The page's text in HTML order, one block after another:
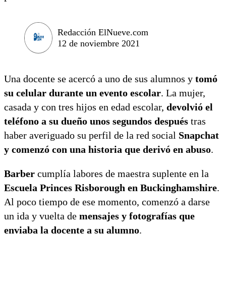
Redacción ElNueve.com
12 de noviembre 2021
Una docente se acercó a uno de sus alumnos y tomó
su celular durante un evento escolar. La mujer,
casada y con tres hijos en edad escolar, devolvió el
teléfono a su dueño unos segundos después tras
haber averiguado su perfil de la red social Snapchat
y comenzó con una historia que derivó en abuso.
Barber cumplía labores de maestra suplente en la
Escuela Princes Risborough en Buckinghamshire.
Al poco tiempo de ese momento, comenzó a darse
un ida y vuelta de mensajes y fotografías que
enviaba la docente a su alumno.